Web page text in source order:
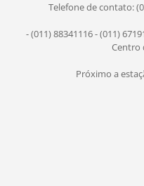
Telefone de contato:
- (011) 88341116 - (011)
Centro
Próximo a